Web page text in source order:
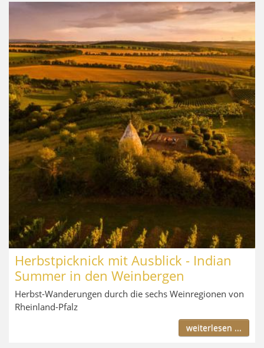
Herbstpicknick mit Ausblick - Indian
Summer in den Weinbergen
Herbst-Wanderungen durch die sechs Weinregionen von
Rheinland-Pfalz
weiterlesen ...